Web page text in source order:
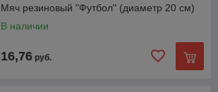
Мяч резиновый "Футбол" (диаметр 20 см)
В наличии
16,76 руб.